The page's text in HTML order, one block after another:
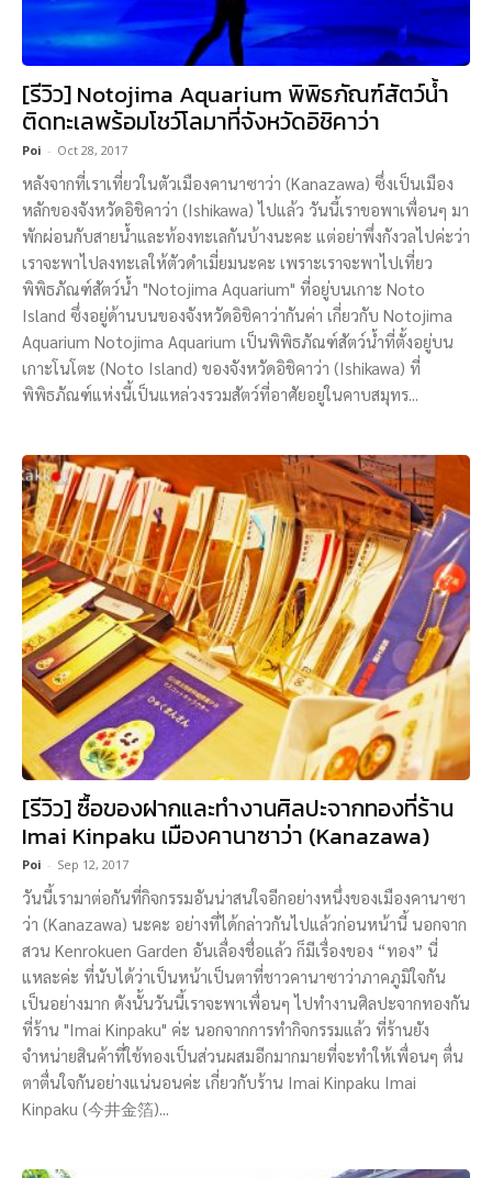
[รีวิว] Notojima Aquarium พิพิธภัณฑ์สัตว์น้ำ
ติดทะเลพร้อมโชว์โลมาที่จังหวัดอิชิคาว่า
Poi - Oct 28, 2017
หลังจากที่เราเที่ยวในตัวเมืองคานาซาว่า (Kanazawa) ซึ่งเป็นเมือง
หลักของจังหวัดอิชิคาว่า (Ishikawa) ไปแล้ว วันนี้เราขอพาเพื่อนๆ มา
พักผ่อนกับสายน้ำและท้องทะเลกันบ้างนะคะ แต่อย่าพึ่งกังวลไปค่ะว่า
เราจะพาไปลงทะเลให้ตัวดำเมี่ยมนะคะ เพราะเราจะพาไปเที่ยว
พิพิธภัณฑ์สัตว์น้ำ "Notojima Aquarium" ที่อยู่บนเกาะ Noto
Island ซึ่งอยู่ด้านบนของจังหวัดอิชิคาว่ากันค่า เกี่ยวกับ Notojima
Aquarium Notojima Aquarium เป็นพิพิธภัณฑ์สัตว์น้ำที่ตั้งอยู่บน
เกาะโนโตะ (Noto Island) ของจังหวัดอิชิคาว่า (Ishikawa) ที่
พิพิธภัณฑ์แห่งนี้เป็นแหล่วงรวมสัตว์ที่อาศัยอยู่ในคาบสมุทร...
[รีวิว] ซื้อของฝากและทำงานศิลปะจากทองที่ร้าน
Imai Kinpaku เมืองคานาซาว่า (Kanazawa)
Poi - Sep 12, 2017
วันนี้เรามาต่อกันที่กิจกรรมอันน่าสนใจอีกอย่างหนึ่งของเมืองคานาซา
ว่า (Kanazawa) นะคะ อย่างที่ได้กล่าวกันไปแล้วก่อนหน้านี้ นอกจาก
สวน Kenrokuen Garden อันเลื่องชื่อแล้ว ก็มีเรื่องของ “ทอง” นี่
แหละค่ะ ที่นับได้ว่าเป็นหน้าเป็นตาที่ชาวคานาซาว่าภาคภูมิใจกัน
เป็นอย่างมาก ดังนั้นวันนี้เราจะพาเพื่อนๆ ไปทำงานศิลปะจากทองกัน
ที่ร้าน "Imai Kinpaku" ค่ะ นอกจากการทำกิจกรรมแล้ว ที่ร้านยัง
จำหน่ายสินค้าที่ใช้ทองเป็นส่วนผสมอีกมากมายที่จะทำให้เพื่อนๆ ตื่น
ตาตื่นใจกันอย่างแน่นอนค่ะ เกี่ยวกับร้าน Imai Kinpaku Imai
Kinpaku (今井金箔)...